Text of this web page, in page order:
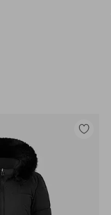
Tilføj